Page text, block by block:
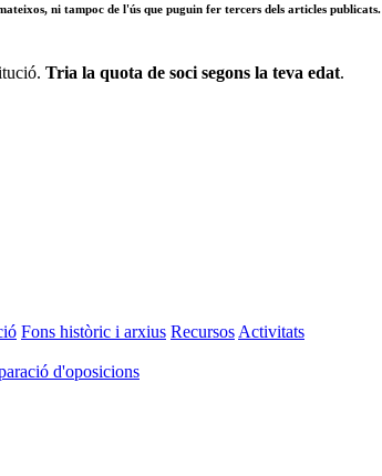
ni tampoc de l'ús que puguin fer tercers dels articles publicats.
Tria la quota de soci segons la teva edat.
Fons històric i arxius Recursos Activitats
d'oposicions